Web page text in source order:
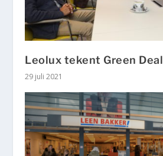
Leolux tekent Green Deal
29 juli 2021